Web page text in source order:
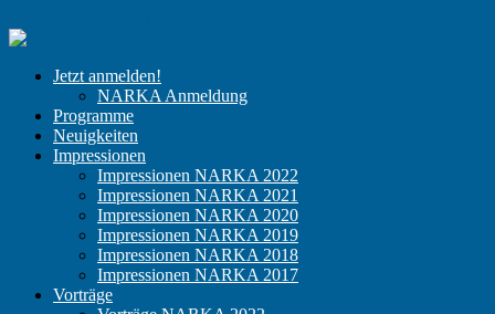
NARKA
niedergelassene
Anästhesisten
Jetzt anmelden!
NARKA Anmeldung
Programme
Neuigkeiten
Impressionen
Impressionen NARKA 2022
Impressionen NARKA 2021
Impressionen NARKA 2020
Impressionen NARKA 2019
Impressionen NARKA 2018
Impressionen NARKA 2017
Vorträge